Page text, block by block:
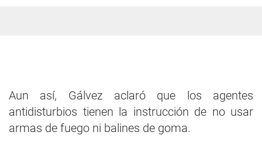
Aun así, Gálvez aclaró que los agentes
antidisturbios tienen la instrucción de no usar
armas de fuego ni balines de goma.